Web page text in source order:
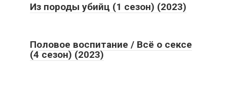
Из породы убийц (1 сезон) (2023)
Половое воспитание / Всё о сексе
(4 сезон) (2023)